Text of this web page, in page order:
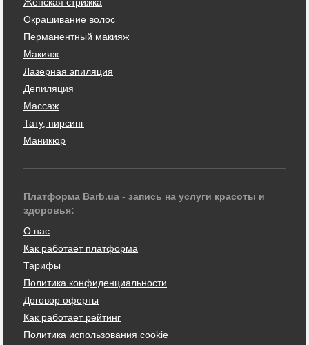
Окрашивание волос
Перманентный макияж
Макияж
Лазерная эпиляция
Депиляция
Массаж
Тату, пирсинг
Маникюр
Платформа Barb.ua - запись на услуги красоты и
здоровья:
О нас
Как работает платформа
Тарифы
Политика конфиденциальности
Договор оферты
Как работает рейтинг
Политика использования cookie